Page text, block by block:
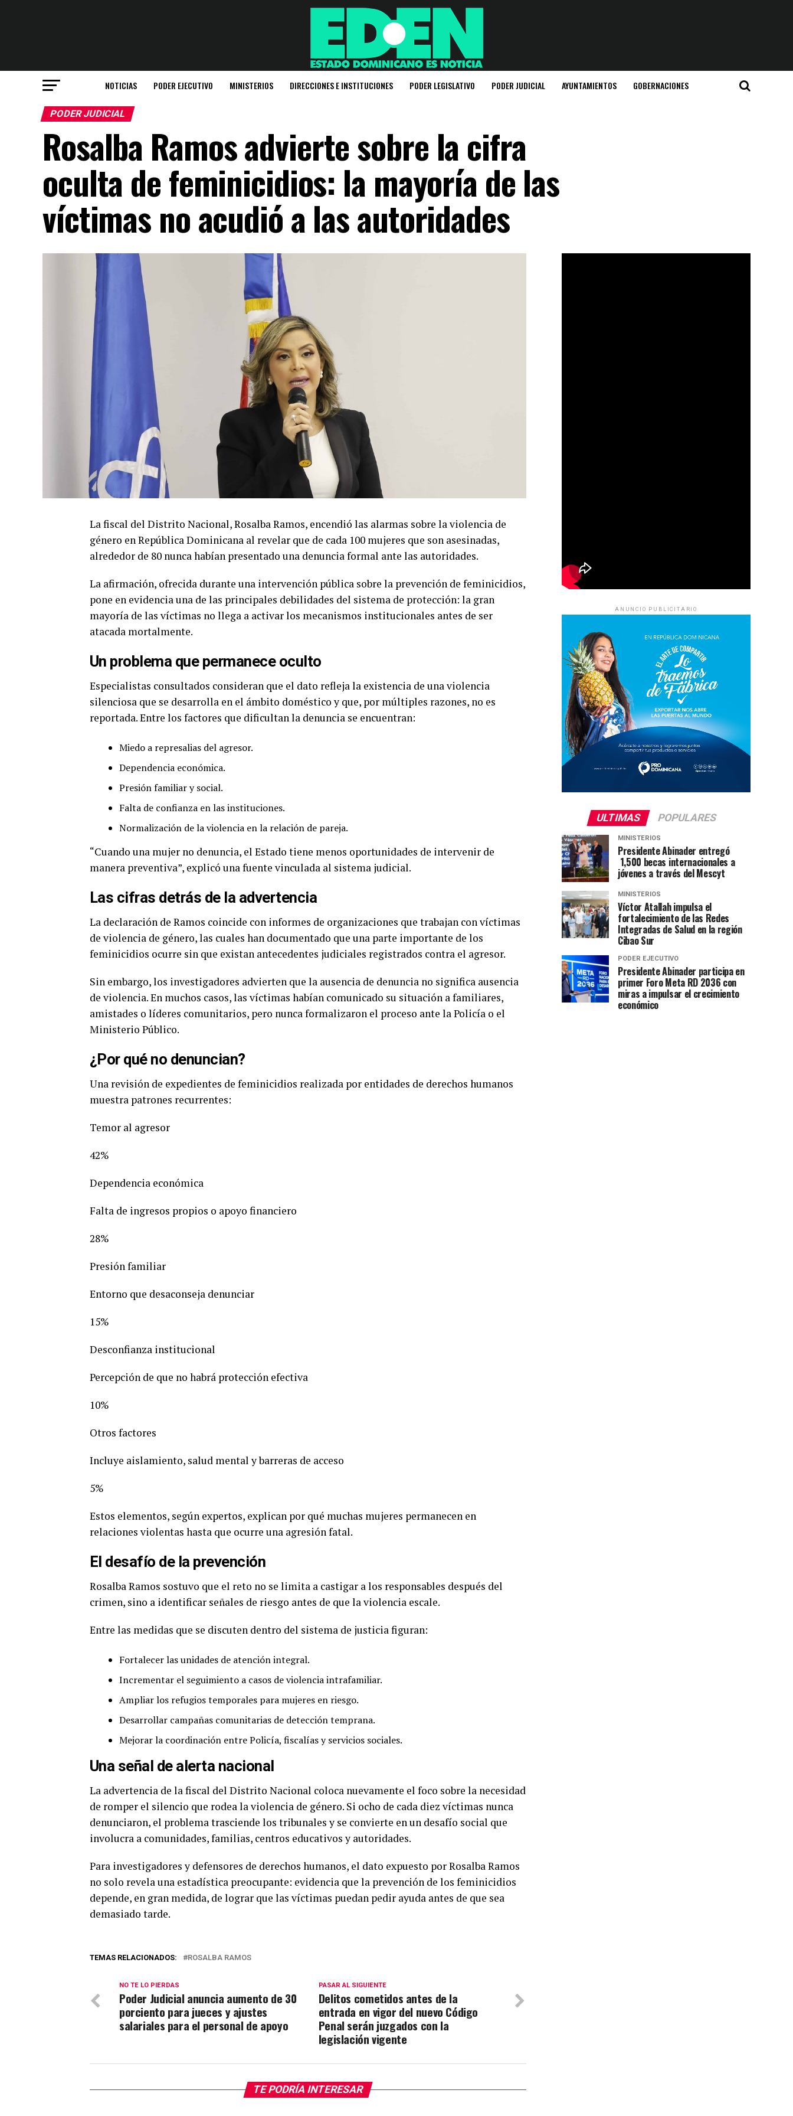
NOTICIAS PODER EJECUTIVO MINISTERIOS DIRECCIONES E INSTITUCIONES PODER LEGISLATIVO PODER JUDICIAL AYUNTAMIENTOS GOBERNACIONES
PODER JUDICIAL
Rosalba Ramos advierte sobre la cifra
oculta de feminicidios: la mayoría de las
víctimas no acudió a las autoridades
La fiscal del Distrito Nacional, Rosalba Ramos, encendió las alarmas sobre la violencia de
género en República Dominicana al revelar que de cada 100 mujeres que son asesinadas,
alrededor de 80 nunca habían presentado una denuncia formal ante las autoridades.
La afirmación, ofrecida durante una intervención pública sobre la prevención de feminicidios,
pone en evidencia una de las principales debilidades del sistema de protección: la gran
mayoría de las víctimas no llega a activar los mecanismos institucionales antes de ser
atacada mortalmente.
Un problema que permanece oculto
Especialistas consultados consideran que el dato refleja la existencia de una violencia
silenciosa que se desarrolla en el ámbito doméstico y que, por múltiples razones, no es
reportada. Entre los factores que dificultan la denuncia se encuentran:
Miedo a represalias del agresor.
Dependencia económica.
Presión familiar y social.
Falta de confianza en las instituciones.
Normalización de la violencia en la relación de pareja.
“Cuando una mujer no denuncia, el Estado tiene menos oportunidades de intervenir de
manera preventiva”, explicó una fuente vinculada al sistema judicial.
Las cifras detrás de la advertencia
La declaración de Ramos coincide con informes de organizaciones que trabajan con víctimas
de violencia de género, las cuales han documentado que una parte importante de los
feminicidios ocurre sin que existan antecedentes judiciales registrados contra el agresor.
Sin embargo, los investigadores advierten que la ausencia de denuncia no significa ausencia
de violencia. En muchos casos, las víctimas habían comunicado su situación a familiares,
amistades o líderes comunitarios, pero nunca formalizaron el proceso ante la Policía o el
Ministerio Público.
¿Por qué no denuncian?
Una revisión de expedientes de feminicidios realizada por entidades de derechos humanos
muestra patrones recurrentes:
Temor al agresor
42%
Dependencia económica
Falta de ingresos propios o apoyo financiero
28%
Presión familiar
Entorno que desaconseja denunciar
15%
Desconfianza institucional
Percepción de que no habrá protección efectiva
10%
Otros factores
Incluye aislamiento, salud mental y barreras de acceso
5%
Estos elementos, según expertos, explican por qué muchas mujeres permanecen en
relaciones violentas hasta que ocurre una agresión fatal.
El desafío de la prevención
Rosalba Ramos sostuvo que el reto no se limita a castigar a los responsables después del
crimen, sino a identificar señales de riesgo antes de que la violencia escale.
Entre las medidas que se discuten dentro del sistema de justicia figuran:
Fortalecer las unidades de atención integral.
Incrementar el seguimiento a casos de violencia intrafamiliar.
Ampliar los refugios temporales para mujeres en riesgo.
Desarrollar campañas comunitarias de detección temprana.
Mejorar la coordinación entre Policía, fiscalías y servicios sociales.
Una señal de alerta nacional
La advertencia de la fiscal del Distrito Nacional coloca nuevamente el foco sobre la necesidad
de romper el silencio que rodea la violencia de género. Si ocho de cada diez víctimas nunca
denunciaron, el problema trasciende los tribunales y se convierte en un desafío social que
involucra a comunidades, familias, centros educativos y autoridades.
Para investigadores y defensores de derechos humanos, el dato expuesto por Rosalba Ramos
no solo revela una estadística preocupante: evidencia que la prevención de los feminicidios
depende, en gran medida, de lograr que las víctimas puedan pedir ayuda antes de que sea
demasiado tarde.
TEMAS RELACIONADOS: ROSALBA RAMOS
PASAR AL SIGUIENTE
Delitos cometidos antes de la
entrada en vigor del nuevo Código
Penal serán juzgados con la
legislación vigente
NO TE LO PIERDAS
Poder Judicial anuncia aumento de 30
porciento para jueces y ajustes
salariales para el personal de apoyo
TE PODRÍA INTERESAR
ANUNCIO PUBLICITARIO
ULTIMAS POPULARES
MINISTERIOS
Presidente Abinader entregó
1,500 becas internacionales a
jóvenes a través del Mescyt
MINISTERIOS
Víctor Atallah impulsa el
fortalecimiento de las Redes
Integradas de Salud en la región
Cibao Sur
PODER EJECUTIVO
Presidente Abinader participa en
primer Foro Meta RD 2036 con
miras a impulsar el crecimiento
económico